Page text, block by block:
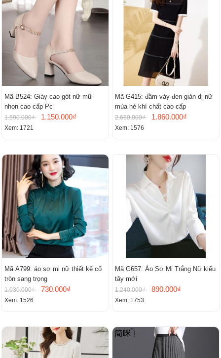
Mã B524: Giày cao gót nữ mũi
nhọn cao cấp Pc
1.590.000₫ 1.150.000₫
Xem: 1721
Mã G415: đầm váy đen giản dị nữ
mùa hè khí chất cao cấp
2.660.000₫ 1.860.000₫
Xem: 1576
Mã A799: áo sơ mi nữ thiết kế cổ
tròn sang trọng
1.030.000₫ 730.000₫
Xem: 1526
Mã G657: Áo Sơ Mi Trắng Nữ kiểu
tây mới
1.240.000₫ 890.000₫
Xem: 1753